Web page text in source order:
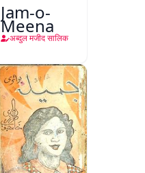
Jam-o-
Meena
अब्दुल मजीद सालिक